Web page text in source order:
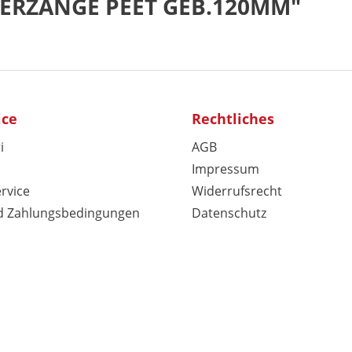
PEET GEB.120MM"
Zahlungsbedingungen
Rechtliches
AGB
Impressum
Widerrufsrecht
Datenschutz